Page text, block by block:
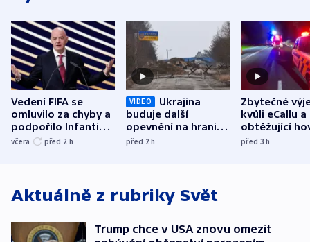
Vedení FIFA se
omluvilo za chyby a
podpořilo Infantina.
UEFA trvá na
včera před 2 h
VIDEO
Ukrajina
buduje další
opevnění na hranici
s Běloruskem
před 2h
Zbytečné
kvůli eCallu a
obtěžující
zdržují
před 3h
Aktuálně z rubriky Svět
Trump chce v USA znovu omezit